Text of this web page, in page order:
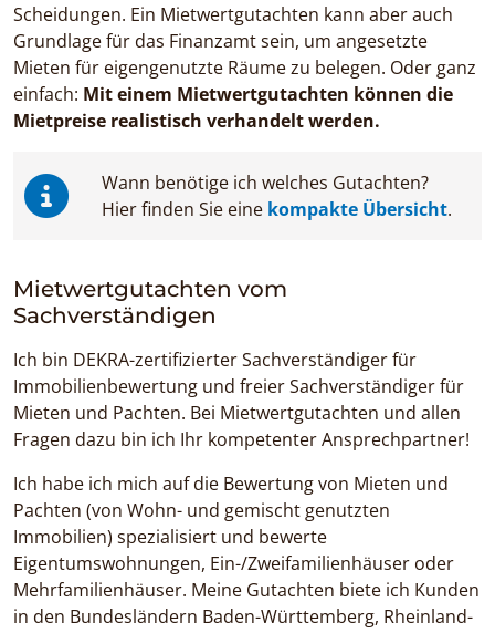
Scheidungen. Ein Mietwertgutachten kann aber auch
Grundlage für das Finanzamt sein, um angesetzte
Mieten für eigengenutzte Räume zu belegen. Oder ganz
einfach: Mit einem Mietwertgutachten können die
Mietpreise realistisch verhandelt werden.
Wann benötige ich welches Gutachten?
Hier finden Sie eine kompakte Übersicht.
Mietwertgutachten vom
Sachverständigen
Ich bin DEKRA-zertifizierter Sachverständiger für
Immobilienbewertung und freier Sachverständiger für
Mieten und Pachten. Bei Mietwertgutachten und allen
Fragen dazu bin ich Ihr kompetenter Ansprechpartner!
Ich habe ich mich auf die Bewertung von Mieten und
Pachten (von Wohn- und gemischt genutzten
Immobilien) spezialisiert und bewerte
Eigentumswohnungen, Ein-/Zweifamilienhäuser oder
Mehrfamilienhäuser. Meine Gutachten biete ich Kunden
in den Bundesländern Baden-Württemberg, Rheinland-